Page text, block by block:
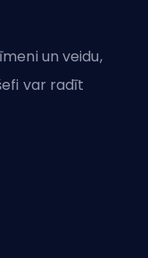
un veidu,
var radīt